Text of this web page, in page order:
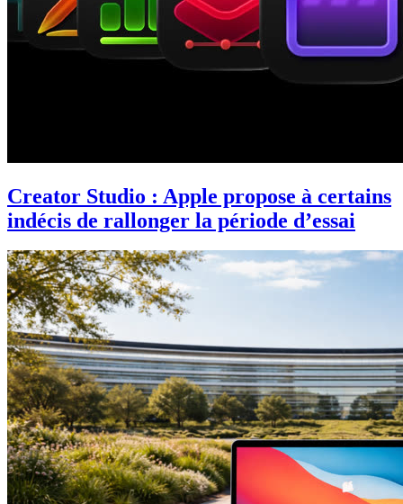
Creator Studio : Apple propose à certains
indécis de rallonger la période d’essai